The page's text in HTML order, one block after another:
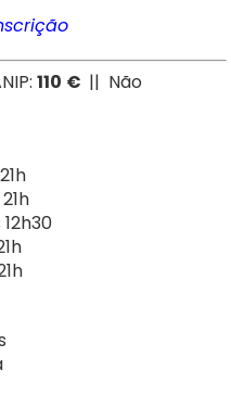
110 € || Não